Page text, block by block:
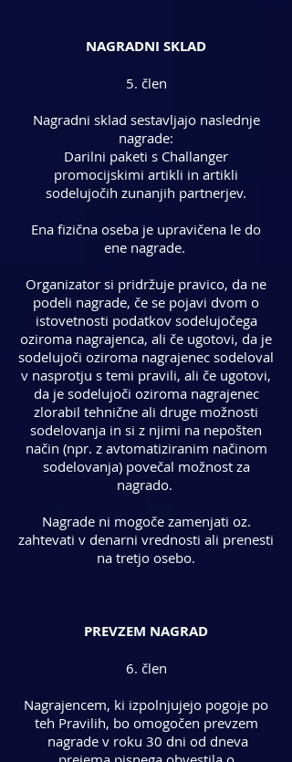
NAGRADNI SKLAD
5. člen
Nagradni sklad sestavljajo naslednje
nagrade:
Darilni paketi s Challanger
promocijskimi artikli in artikli
sodelujočih zunanjih partnerjev.
Ena fizična oseba je upravičena le do
ene nagrade.
Organizator si pridržuje pravico, da ne
podeli nagrade, če se pojavi dvom o
istovetnosti podatkov sodelujočega
oziroma nagrajenca, ali če ugotovi, da je
sodelujoči oziroma nagrajenec sodeloval
v nasprotju s temi pravili, ali če ugotovi,
da je sodelujoči oziroma nagrajenec
zlorabil tehnične ali druge možnosti
sodelovanja in si z njimi na nepošten
način (npr. z avtomatiziranim načinom
sodelovanja) povečal možnost za
nagrado.
Nagrade ni mogoče zamenjati oz.
zahtevati v denarni vrednosti ali prenesti
na tretjo osebo.
PREVZEM NAGRAD
6. člen
Nagrajencem, ki izpolnjujejo pogoje po
teh Pravilih, bo omogočen prevzem
nagrade v roku 30 dni od dneva